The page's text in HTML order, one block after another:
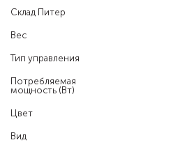
Склад Питер
Вес
Тип управления
Потребляемая
мощность (Вт)
Цвет
Вид